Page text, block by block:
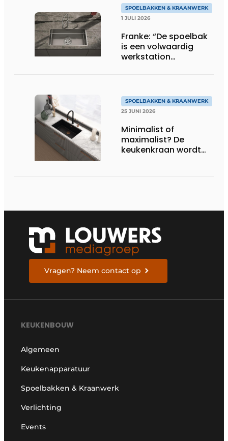
SPOELBAKKEN & KRAANWERK
1 JULI 2026
Franke: “De spoelbak
is een volwaardig
werkstation
SPOELBAKKEN & KRAANWERK
25 JUNI 2026
Minimalist of
maximalist? De
keukenkraan wordt
Vragen? Neem contact op
KEUKENBOUW
Algemeen
Keukenapparatuur
Spoelbakken & Kraanwerk
Verlichting
Events